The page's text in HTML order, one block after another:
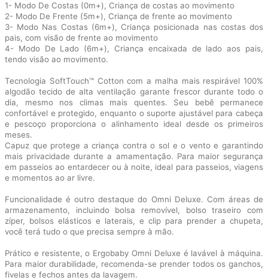
1- Modo De Costas (0m+), Criança de costas ao movimento
2- Modo De Frente (5m+), Criança de frente ao movimento
3- Modo Nas Costas (6m+), Criança posicionada nas costas dos
pais, com visão de frente ao movimento
4- Modo De Lado (6m+), Criança encaixada de lado aos pais,
tendo visão ao movimento.
Tecnologia SoftTouch™ Cotton com a malha mais respirável 100%
algodão tecido de alta ventilação garante frescor durante todo o
dia, mesmo nos climas mais quentes. Seu bebê permanece
confortável e protegido, enquanto o suporte ajustável para cabeça
e pescoço proporciona o alinhamento ideal desde os primeiros
meses.
Capuz que protege a criança contra o sol e o vento e garantindo
mais privacidade durante a amamentação. Para maior segurança
em passeios ao entardecer ou à noite, ideal para passeios, viagens
e momentos ao ar livre.
Funcionalidade é outro destaque do Omni Deluxe. Com áreas de
armazenamento, incluindo bolsa removível, bolso traseiro com
zíper, bolsos elásticos e laterais, e clip para prender a chupeta,
você terá tudo o que precisa sempre à mão.
Prático e resistente, o Ergobaby Omni Deluxe é lavável à máquina.
Para maior durabilidade, recomenda-se prender todos os ganchos,
fivelas e fechos antes da lavagem.